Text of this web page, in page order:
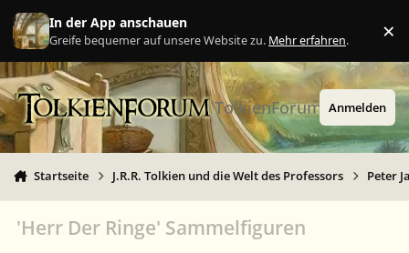
Zu Inhalt springen
In der App anschauen
Greife bequemer auf unsere Website zu. Mehr erfahren. ×
TolkienForum Anmelden
Startseite J.R.R. Tolkien und die Welt des Professors Peter
'Herr Der Ringe' Sammelfiguren